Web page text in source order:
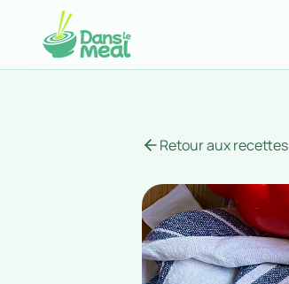
Retour aux recettes